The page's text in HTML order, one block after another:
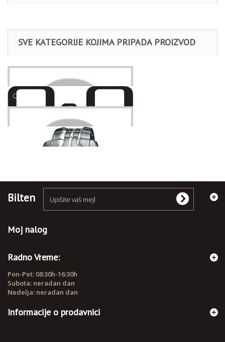
SVE KATEGORIJE KOJIMA PRIPADA PROIZVOD
Q&Q
RUČNI SATOVI
Bilten
Moj nalog
Radno Vreme:
Pon-Pet: 08:30h-16:30h
Subota: neradan dan
Nedelja: neradan dan
Informacije o prodavnici